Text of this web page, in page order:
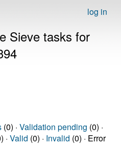
log in
Sieve tasks for
(0) · Validation pending (0) ·
· Valid (0) · Invalid (0) · Error